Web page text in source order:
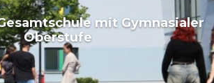
mit Gymnasialer
Oberstufe